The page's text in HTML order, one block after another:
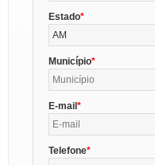
Estado
AM
Município
E-mail
Telefone